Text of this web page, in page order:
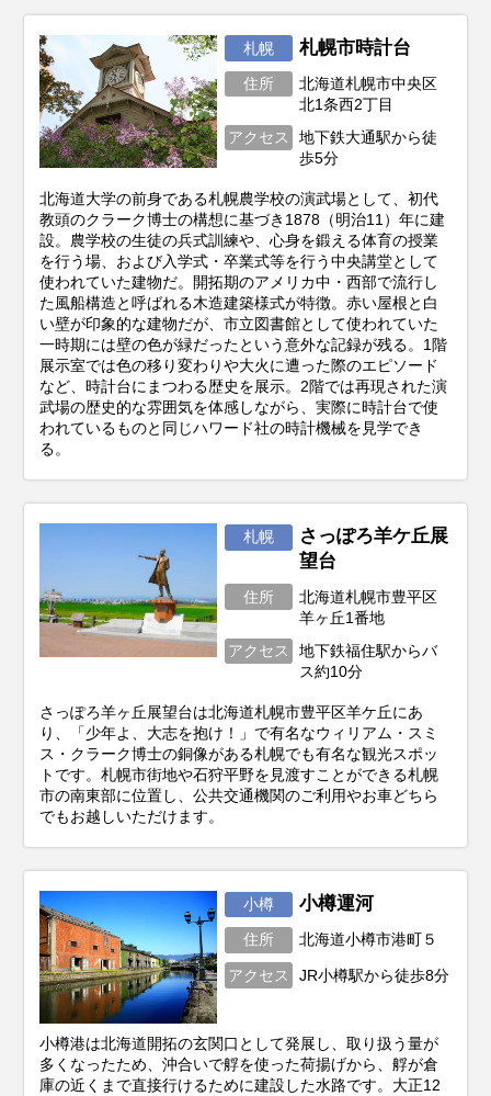
札幌 札幌市時計台
住所
北海道札幌市中央区
北1条西2丁目
アクセス
地下鉄大通駅から徒
歩5分
北海道大学の前身である札幌農学校の演武場として、初代
教頭のクラーク博士の構想に基づき1878（明治11）年に建
設。農学校の生徒の兵式訓練や、心身を鍛える体育の授業
を行う場、および入学式・卒業式等を行う中央講堂として
使われていた建物だ。開拓期のアメリカ中・西部で流行し
た風船構造と呼ばれる木造建築様式が特徴。赤い屋根と白
い壁が印象的な建物だが、市立図書館として使われていた
一時期には壁の色が緑だったという意外な記録が残る。1階
展示室では色の移り変わりや大火に遭った際のエピソード
など、時計台にまつわる歴史を展示。2階では再現された演
武場の歴史的な雰囲気を体感しながら、実際に時計台で使
われているものと同じハワード社の時計機械を見学でき
る。
札幌
さっぽろ羊ケ丘展
望台
住所
北海道札幌市豊平区
羊ヶ丘1番地
アクセス
地下鉄福住駅からバ
ス約10分
さっぽろ羊ヶ丘展望台は北海道札幌市豊平区羊ケ丘にあ
り、「少年よ、大志を抱け！」で有名なウィリアム・スミ
ス・クラーク博士の銅像がある札幌でも有名な観光スポッ
トです。札幌市街地や石狩平野を見渡すことができる札幌
市の南東部に位置し、公共交通機関のご利用やお車どちら
でもお越しいただけます。
小樽 小樽運河
住所 北海道小樽市港町５
アクセス JR小樽駅から徒歩8分
小樽港は北海道開拓の玄関口として発展し、取り扱う量が
多くなったため、沖合いで艀を使った荷揚げから、艀が倉
庫の近くまで直接行けるために建設した水路です。大正12